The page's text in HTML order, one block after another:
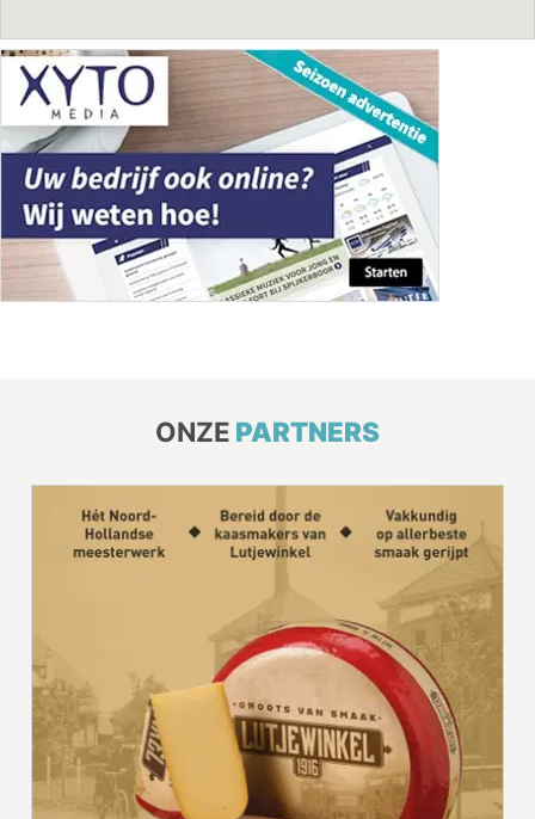
ONZE PARTNERS